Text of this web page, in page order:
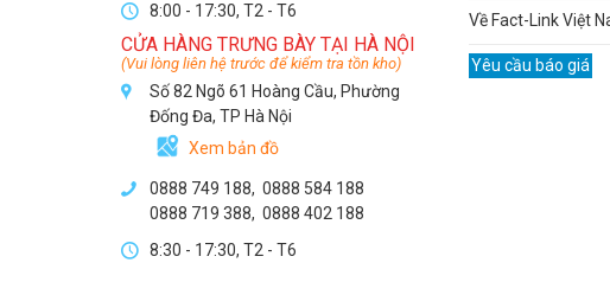
8:00 - 17:30, T2 - T6
CỬA HÀNG TRƯNG BÀY TẠI HÀ NỘI
(Vui lòng liên hệ trước để kiểm tra tồn kho)
Số 82 Ngõ 61 Hoàng Cầu, Phường
Đống Đa, TP Hà Nội
Xem bản đồ
0888 749 188, 0888 584 188
0888 719 388, 0888 402 188
8:30 - 17:30, T2 - T6
Về Fact-Link Việt
Yêu cầu báo giá